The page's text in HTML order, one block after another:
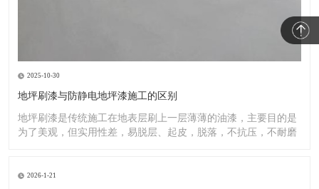
2025-10-30
地坪刷漆与防静电地坪漆施工的区别
地坪刷漆是传统施工在地表层刷上一层薄薄的油漆，主要目的是
为了美观，但实用性差，易脱层、起皮，脱落，不抗压，不耐磨
2026-1-21